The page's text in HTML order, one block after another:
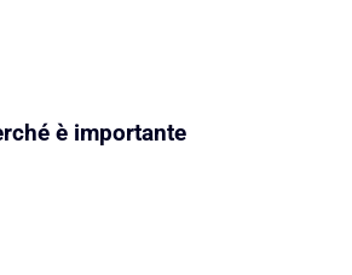
è importante